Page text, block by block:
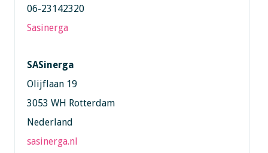
06-23142320
Sasinerga
SASinerga
Olijflaan 19
3053 WH Rotterdam
Nederland
sasinerga.nl